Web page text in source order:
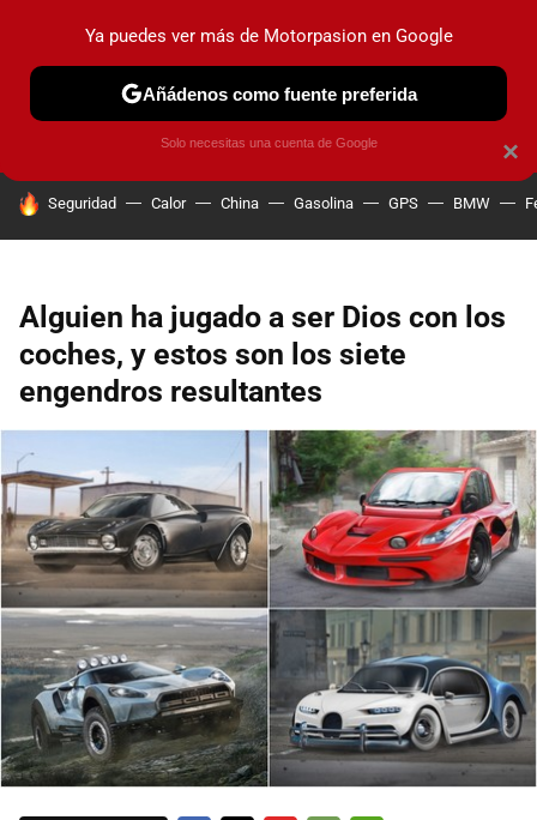
PRUEBAS COCHES ELÉCTRICOS OBSERVATORIO
HOY SE HABLA DE
Seguridad Calor China Gasolina GPS BMW
Alguien ha jugado a ser Dios con los
coches, y estos son los siete
engendros resultantes
×
Ya puedes ver más de Motorpasion en Google
Añádenos como fuente preferida
Solo necesitas una cuenta de Google